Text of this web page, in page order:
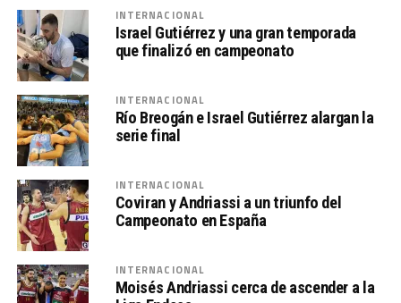
INTERNACIONAL
Israel Gutiérrez y una gran temporada
que finalizó en campeonato
INTERNACIONAL
Río Breogán e Israel Gutiérrez alargan la
serie final
INTERNACIONAL
Coviran y Andriassi a un triunfo del
Campeonato en España
INTERNACIONAL
Moisés Andriassi cerca de ascender a la